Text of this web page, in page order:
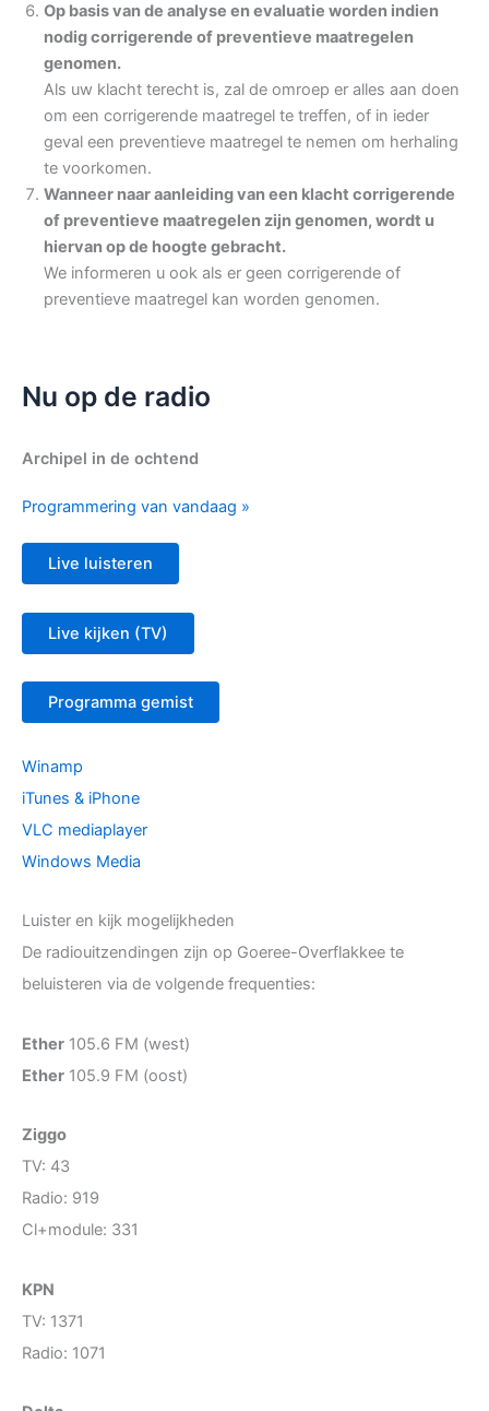
Op basis van de analyse en evaluatie worden indien
nodig corrigerende of preventieve maatregelen
genomen.
Als uw klacht terecht is, zal de omroep er alles aan doen
om een corrigerende maatregel te treffen, of in ieder
geval een preventieve maatregel te nemen om herhaling
te voorkomen.
Wanneer naar aanleiding van een klacht corrigerende
of preventieve maatregelen zijn genomen, wordt u
hiervan op de hoogte gebracht.
We informeren u ook als er geen corrigerende of
preventieve maatregel kan worden genomen.
Nu op de radio
Archipel in de ochtend
Programmering van vandaag »
Live luisteren
Live kijken (TV)
Programma gemist
Winamp
iTunes & iPhone
VLC mediaplayer
Windows Media
Luister en kijk mogelijkheden
De radiouitzendingen zijn op Goeree-Overflakkee te
beluisteren via de volgende frequenties:
Ether 105.6 FM (west)
Ether 105.9 FM (oost)
Ziggo
TV: 43
Radio: 919
Cl+module: 331
KPN
TV: 1371
Radio: 1071